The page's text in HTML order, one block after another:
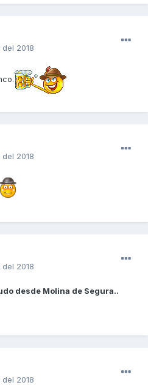
2018
2018
2018
desde Molina de Segura..
2018